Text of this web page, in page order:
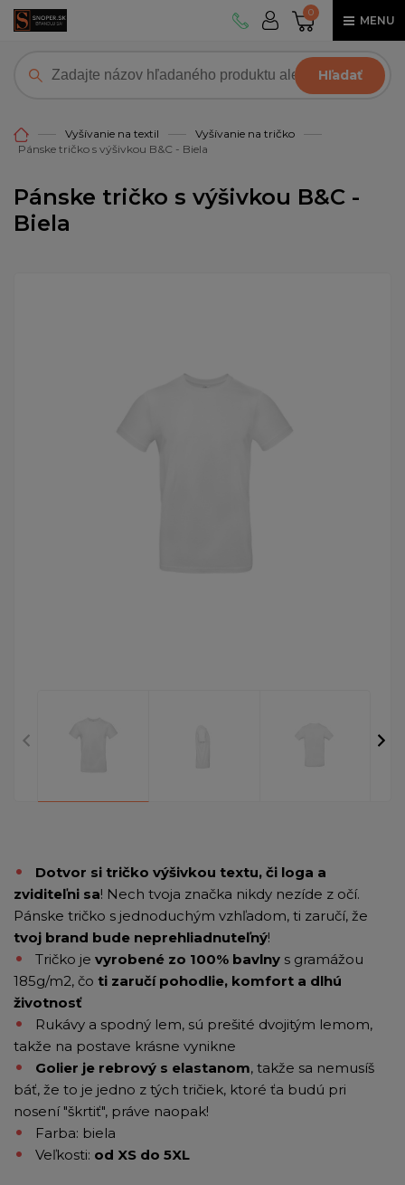
0
MENU
Hľadať
Vyšívanie na textil
Vyšívanie na tričko
Pánske tričko s výšivkou B&C - Biela
Pánske tričko s výšivkou B&C -
Biela
Dotvor si tričko výšivkou textu, či loga a
zviditeľni sa! Nech tvoja značka nikdy nezíde z očí.
Pánske tričko s jednoduchým vzhľadom, ti zaručí, že
tvoj brand bude neprehliadnuteľný!
Tričko je vyrobené zo 100% bavlny s gramážou
185g/m2, čo ti zaručí pohodlie, komfort a dlhú
životnosť
Rukávy a spodný lem, sú prešité dvojitým lemom,
takže na postave krásne vynikne
Golier je rebrový s elastanom, takže sa nemusíš
báť, že to je jedno z tých tričiek, ktoré ťa budú pri
nosení "škrtiť", práve naopak!
Farba: biela
Veľkosti: od XS do 5XL